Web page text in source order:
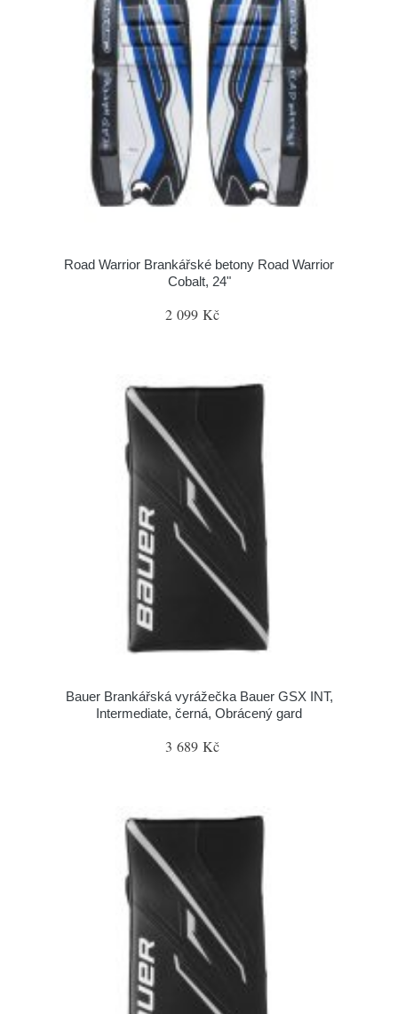
Road Warrior Brankářské betony Road Warrior
Cobalt, 24"
2 099 Kč
Bauer Brankářská vyrážečka Bauer GSX INT,
Intermediate, černá, Obrácený gard
3 689 Kč